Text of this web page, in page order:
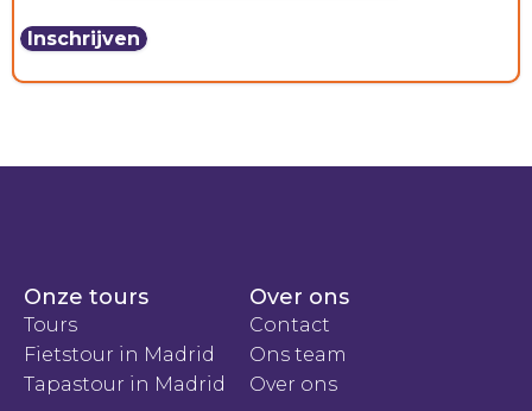
Onze tours
Tours
Fietstour in Madrid
Tapastour in Madrid
Over ons
Contact
Ons team
Over ons